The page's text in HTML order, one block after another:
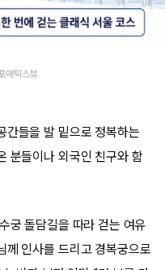
매틱스뷰
간들을 발 밑으로 정복하는
분들이나 외국인 친구와 함
궁 돌담길을 따라 걷는 여유
께 인사를 드리고 경복궁으로